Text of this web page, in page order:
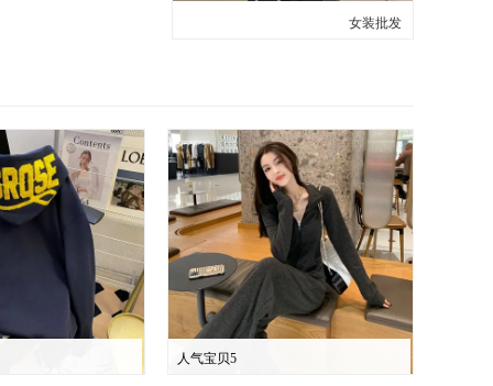
女装批发
人气宝贝5